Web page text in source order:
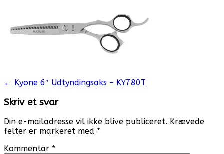
Post
navigation
← Kyone 6″ Udtyndingsaks – KY780T
Skriv et svar
Din e-mailadresse vil ikke blive publiceret. Krævede
felter er markeret med *
Kommentar *